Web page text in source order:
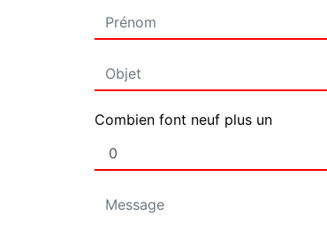
Combien font neuf plus un